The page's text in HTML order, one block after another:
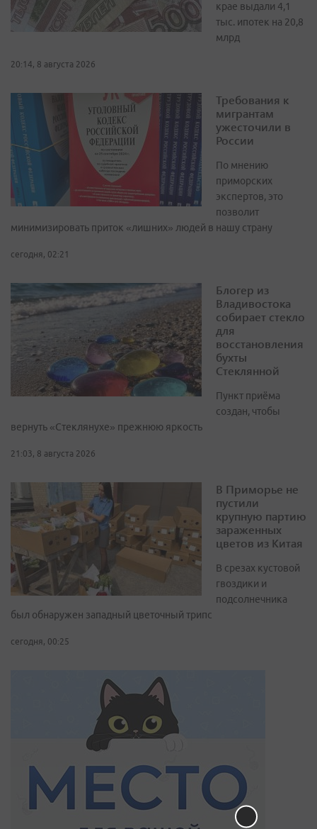
крае выдали 4,1
тыс. ипотек на 20,8
млрд
20:14, 8 августа 2026
Требования к
мигрантам
ужесточили в
России
По мнению
приморских
экспертов, это
позволит
минимизировать приток «лишних» людей в нашу страну
сегодня, 02:21
Блогер из
Владивостока
собирает стекло
для
восстановления
бухты
Стеклянной
Пункт приёма
создан, чтобы
вернуть «Стеклянухе» прежнюю яркость
21:03, 8 августа 2026
В Приморье не
пустили
крупную партию
зараженных
цветов из Китая
В срезах кустовой
гвоздики и
подсолнечника
был обнаружен западный цветочный трипс
сегодня, 00:25